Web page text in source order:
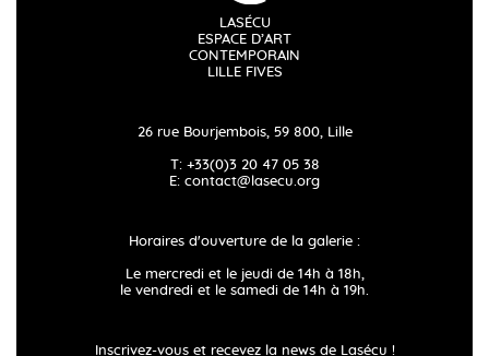
LASÉCU
ESPACE D’ART
CONTEMPORAIN
LILLE FIVES
26 rue Bourjembois, 59 800, Lille
T: +33(0)3 20 47 05 38
E: contact@lasecu.org
Horaires d'ouverture de la galerie :
Le mercredi et le jeudi de 14h à 18h,
le vendredi et le samedi de 14h à 19h.
Inscrivez-vous et recevez la news de Lasécu !